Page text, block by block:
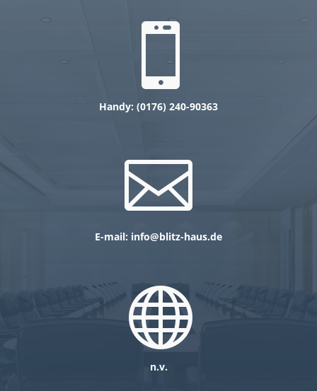

Handy: (0176) 240-90363

E-mail: info@blitz-haus.de

n.v.